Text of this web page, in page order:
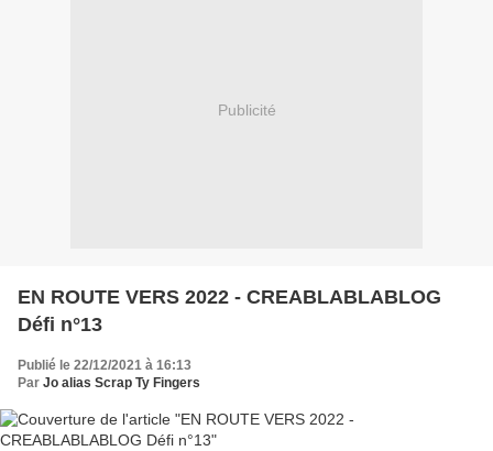
Publicité
EN ROUTE VERS 2022 - CREABLABLABLOG
Défi n°13
Publié le 22/12/2021 à 16:13
Par Jo alias Scrap Ty Fingers